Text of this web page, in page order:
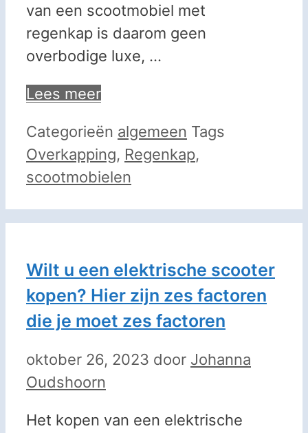
van een scootmobiel met
regenkap is daarom geen
overbodige luxe, …
Lees meer
Categorieën algemeen Tags
Overkapping, Regenkap,
scootmobielen
Wilt u een elektrische scooter
kopen? Hier zijn zes factoren
die je moet zes factoren
oktober 26, 2023 door Johanna
Oudshoorn
Het kopen van een elektrische